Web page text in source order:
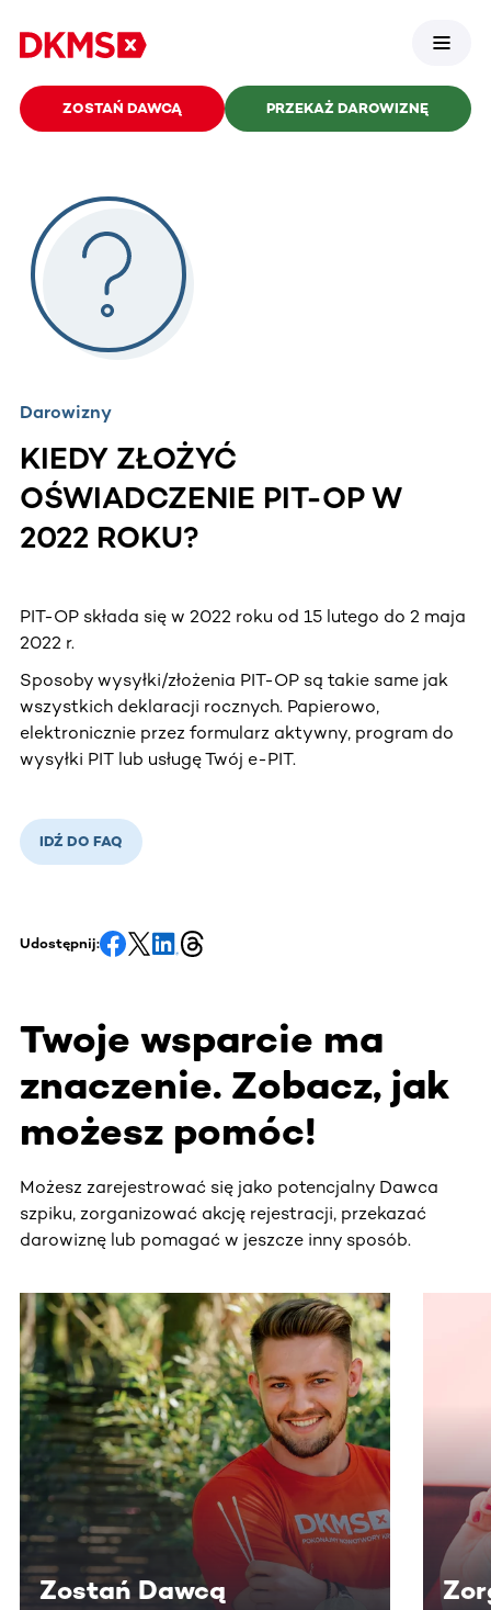
ZOSTAŃ DAWCĄ PRZEKAŻ DAROWIZNĘ
Darowizny
KIEDY ZŁOŻYĆ
OŚWIADCZENIE PIT-OP W
2022 ROKU?
PIT-OP składa się w 2022 roku od 15 lutego do 2 maja
2022 r.
Sposoby wysyłki/złożenia PIT-OP są takie same jak
wszystkich deklaracji rocznych. Papierowo,
elektronicznie przez formularz aktywny, program do
wysyłki PIT lub usługę Twój e-PIT.
IDŹ DO FAQ
Udostępnij:
Twoje wsparcie ma
znaczenie. Zobacz, jak
możesz pomóc!
Możesz zarejestrować się jako potencjalny Dawca
szpiku, zorganizować akcję rejestracji, przekazać
darowiznę lub pomagać w jeszcze inny sposób.
Ta sekcja zawiera treści przewijane w poziomie. Użyj
Zostań Dawcą